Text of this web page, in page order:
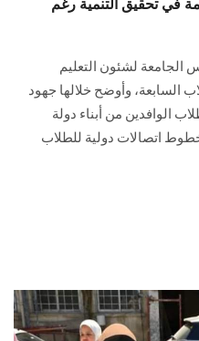
في تحقيق التنمية رغم
الجامعة لشئون التعليم
السابعة، وأوضح خلالها جهود
الوافدين من أبناء دولة
اتصالات دولية للطلاب